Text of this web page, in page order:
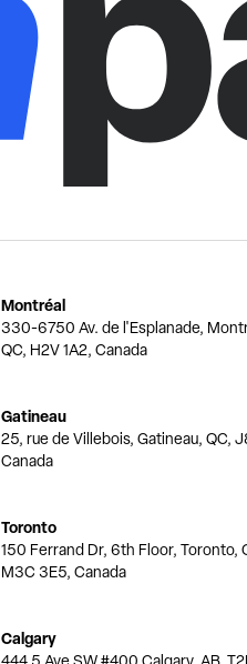
Montréal
330-6750 Av. de l'Esplanade,
QC, H2V 1A2, Canada
Gatineau
25, rue de Villebois, Gatineau, QC,
Canada
Toronto
150 Ferrand Dr, 6th Floor, Toronto,
M3C 3E5, Canada
Calgary